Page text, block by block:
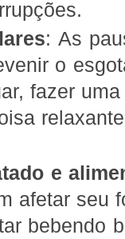
: As
o
fazer
e
afetar seu
bebendo